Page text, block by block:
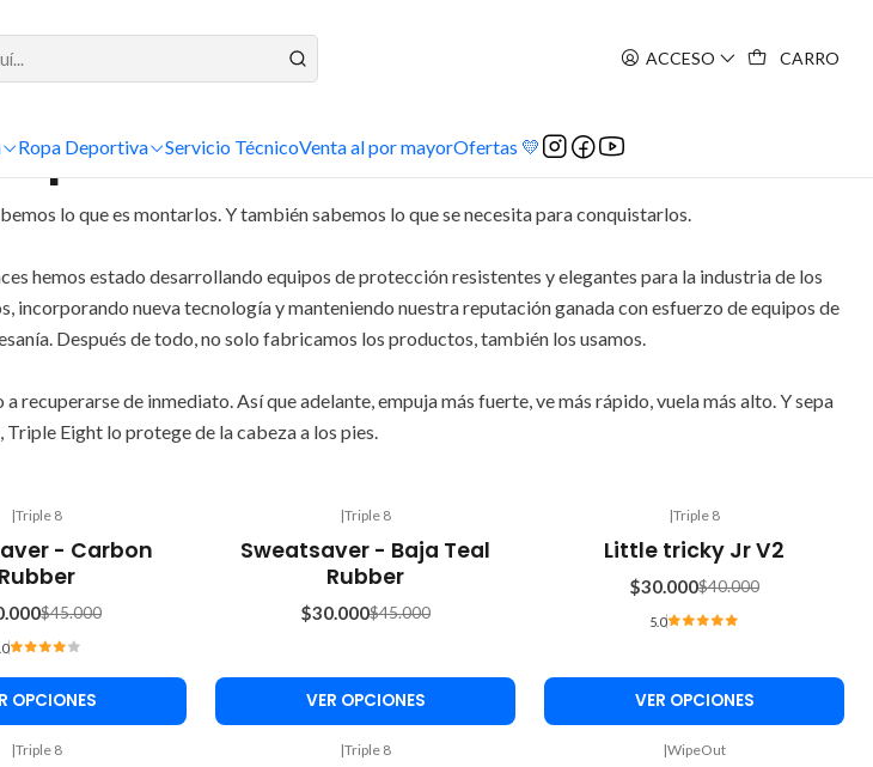
ACCESO CARRO
Ropa Deportiva Servicio TécnicoVenta al por mayorOfertas 💛
8
lo que es montarlos. Y también sabemos lo que se necesita para conquistarlos.
hemos estado desarrollando equipos de protección resistentes y elegantes para la industria de los
nueva tecnología y manteniendo nuestra reputación ganada con esfuerzo de equipos de
Después de todo, no solo fabricamos los productos, también los usamos.
de inmediato. Así que adelante, empuja más fuerte, ve más rápido, vuela más alto. Y sepa
Triple Eight lo protege de la cabeza a los pies.
|Triple 8
- Carbon
Rubber
$45.000
OPCIONES
OFF
|Triple 8
Sweatsaver - Baja Teal
Rubber
$30.000$45.000
VER OPCIONES
|Triple 8
Little tricky Jr V2
$30.000$40.000
5.0
VER OPCIONES
|Triple 8 |Triple 8 |WipeOut